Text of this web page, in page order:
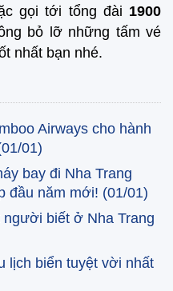
gọi tới tổng đài 1900
bỏ lỡ những tấm vé
nhất bạn nhé.
Airways cho hành
01)
bay đi Nha Trang
đầu năm mới! (01/01)
biết ở Nha Trang
lịch biển tuyệt vời nhất